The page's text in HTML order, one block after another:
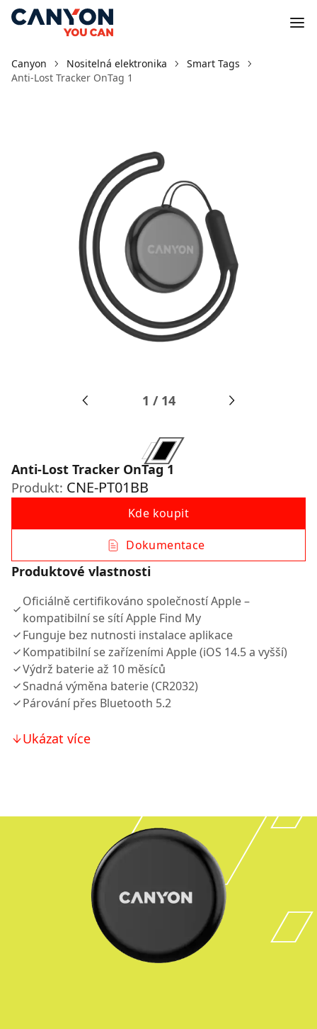
Canyon Nositelná elektronika
Smart Tags
Anti-Lost Tracker OnTag 1
1 / 14
Anti-Lost Tracker OnTag 1
Produkt: CNE-PT01BB
Kde koupit
Dokumentace
Produktové vlastnosti
Oficiálně certifikováno společností Apple –
kompatibilní se sítí Apple Find My
Funguje bez nutnosti instalace aplikace
Kompatibilní se zařízeními Apple (iOS 14.5 a vyšší)
Výdrž baterie až 10 měsíců
Snadná výměna baterie (CR2032)
Párování přes Bluetooth 5.2
Ukázat více